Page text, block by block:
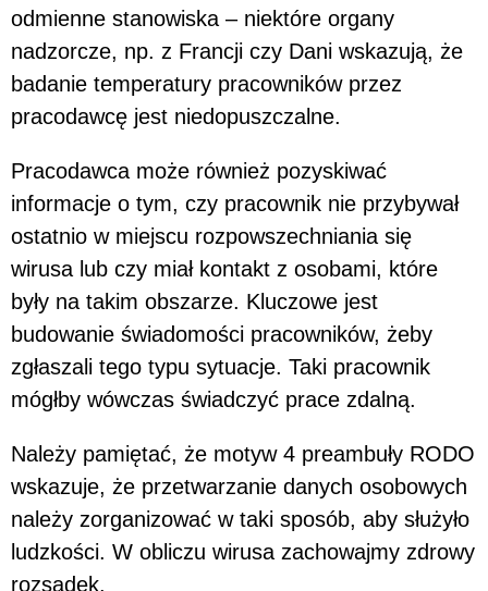
odmienne stanowiska – niektóre organy
nadzorcze, np. z Francji czy Dani wskazują, że
badanie temperatury pracowników przez
pracodawcę jest niedopuszczalne.
Pracodawca może również pozyskiwać
informacje o tym, czy pracownik nie przybywał
ostatnio w miejscu rozpowszechniania się
wirusa lub czy miał kontakt z osobami, które
były na takim obszarze. Kluczowe jest
budowanie świadomości pracowników, żeby
zgłaszali tego typu sytuacje. Taki pracownik
mógłby wówczas świadczyć prace zdalną.
Należy pamiętać, że motyw 4 preambuły RODO
wskazuje, że przetwarzanie danych osobowych
należy zorganizować w taki sposób, aby służyło
ludzkości. W obliczu wirusa zachowajmy zdrowy
rozsądek.